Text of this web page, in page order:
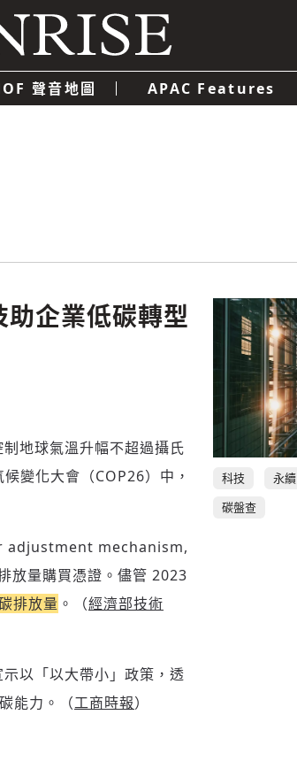
聲音地圖 APAC Features
科技 永續
碳盤查
助企業低碳轉型
地球氣溫升幅不超過攝氏
變化大會（COP26）中，
adjustment mechanism,
放量購買憑證。儘管 2023
排放量 。（經濟部技術
以「以大帶小」政策，透
能力。（工商時報）